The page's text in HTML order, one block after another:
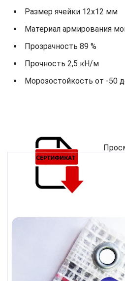
Размер ячейки 12х12 мм
Материал армирования
Прозрачность 89 %
Прочность 2,5 кН/м
Морозостойкость от -50